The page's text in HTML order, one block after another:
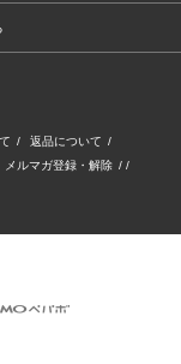
/ 返品について /
メルマガ登録・解除 / /